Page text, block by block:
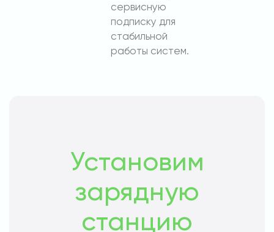
сервисную
подписку для
стабильной
работы систем.
Установим
зарядную
станцию